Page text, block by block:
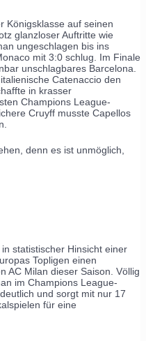
Königsklasse auf seinen
glanzloser Auftritte wie
ungeschlagen bis ins
mit 3:0 schlug. Im Finale
unschlagbares Barcelona.
Catenaccio den
in krasser
Champions League-
Cruyff musste Capellos
denn es ist unmöglich,
statistischer Hinsicht einer
Topligen einen
AC Milan dieser Saison. Völlig
im Champions League-
und sorgt mit nur 17
für eine